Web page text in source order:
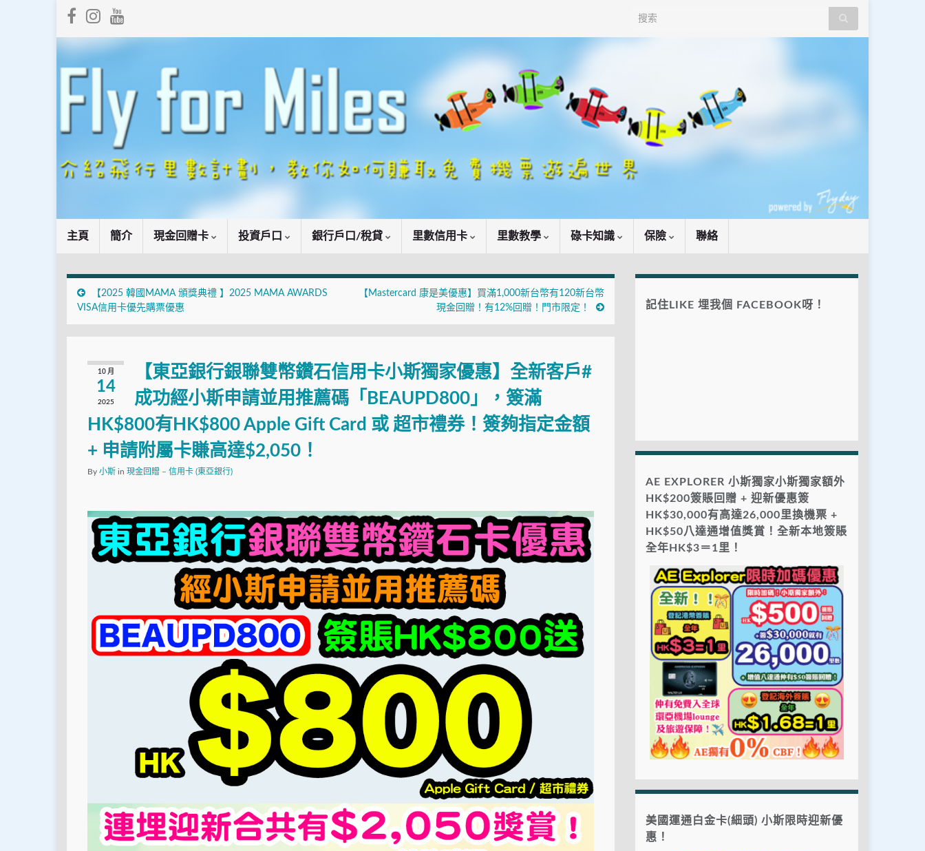
Search for:
主頁 簡介 現金回贈卡 投資戶口 銀行戶口/稅貸 里數信用卡 里數教學 碌卡知識 保險 聯絡
【2025 韓國MAMA 頒獎典禮 】2025 MAMA AWARDS
VISA信用卡優先購票優惠
【Mastercard 康是美優惠】買滿1,000新台幣有120新台幣
現金回贈！有12%回贈！門市限定！
10 月
14
2025
【東亞銀行銀聯雙幣鑽石信用卡小斯獨家優惠】全新客戶#
成功經小斯申請並用推薦碼「BEAUPD800」，簽滿
HK$800有HK$800 Apple Gift Card 或 超市禮券！簽夠指定金額
+ 申請附屬卡賺高達$2,050！
By 小斯 in 現金回贈 – 信用卡 (東亞銀行)
記住LIKE 埋我個 FACEBOOK呀！
AE EXPLORER 小斯獨家小斯獨家額外
HK$200簽賬回贈 + 迎新優惠簽
HK$30,000有高達26,000里換機票 +
HK$50八達通增值獎賞！全新本地簽賬
全年HK$3＝1里！
美國運通白金卡(細頭) 小斯限時迎新優
惠！